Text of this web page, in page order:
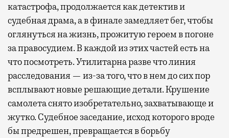
катастрофа, продолжается как детектив и
судебная драма, а в финале замедляет бег, чтобы
оглянуться на жизнь, прожитую героем в погоне
за правосудием. В каждой из этих частей есть на
что посмотреть. Утилитарна разве что линия
расследования — из-за того, что в нем до сих пор
всплывают новые решающие детали. Крушение
самолета снято изобретательно, захватывающе и
жутко. Судебное заседание, исход которого вроде
бы предрешен, превращается в борьбу